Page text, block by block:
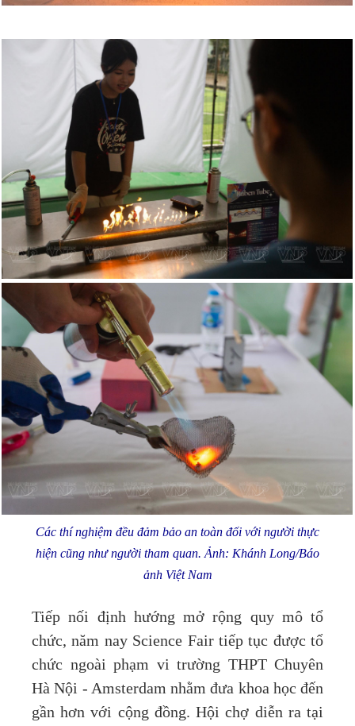
Các thí nghiệm đều đảm bảo an toàn đối với người thực
hiện cũng như người tham quan. Ảnh: Khánh Long/Báo
ảnh Việt Nam
Tiếp nối định hướng mở rộng quy mô tổ
chức, năm nay Science Fair tiếp tục được tổ
chức ngoài phạm vi trường THPT Chuyên
Hà Nội - Amsterdam nhằm đưa khoa học đến
gần hơn với cộng đồng. Hội chợ diễn ra tại